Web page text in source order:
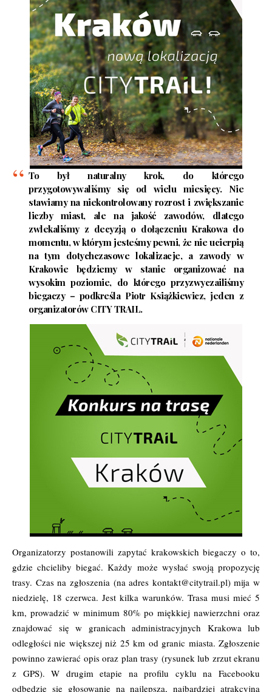
To był naturalny krok, do którego
przygotowywaliśmy się od wielu miesięcy. Nie
stawiamy na niekontrolowany rozrost i zwiększanie
liczby miast, ale na jakość zawodów, dlatego
zwlekaliśmy z decyzją o dołączeniu Krakowa do
momentu, w którym jesteśmy pewni, że nie ucierpią
na tym dotychczasowe lokalizacje, a zawody w
Krakowie będziemy w stanie organizować na
wysokim poziomie, do którego przyzwyczailiśmy
biegaczy – podkreśla Piotr Książkiewicz, jeden z
organizatorów CITY TRAIL.
Organizatorzy postanowili zapytać krakowskich biegaczy o to,
gdzie chcieliby biegać. Każdy może wysłać swoją propozycję
trasy. Czas na zgłoszenia (na adres kontakt@citytrail.pl) mija w
niedzielę, 18 czerwca. Jest kilka warunków. Trasa musi mieć 5
km, prowadzić w minimum 80% po miękkiej nawierzchni oraz
znajdować się w granicach administracyjnych Krakowa lub
odległości nie większej niż 25 km od granic miasta. Zgłoszenie
powinno zawierać opis oraz plan trasy (rysunek lub zrzut ekranu
z GPS). W drugim etapie naprofilu cyklu na Facebooku
odbędzie się głosowanie na najlepszą, najbardziej atrakcyjną